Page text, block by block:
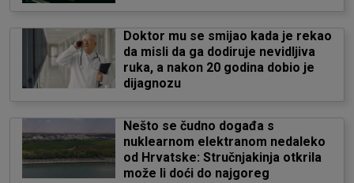
Doktor mu se smijao kada je rekao
da misli da ga dodiruje nevidljiva
ruka, a nakon 20 godina dobio je
dijagnozu
Nešto se čudno događa s
nuklearnom elektranom nedaleko
od Hrvatske: Stručnjakinja otkrila
može li doći do najgoreg